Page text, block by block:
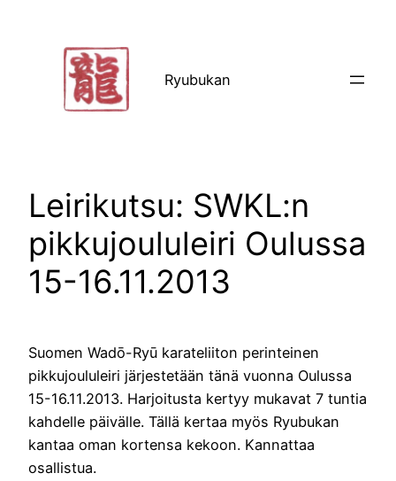
Ryubukan
Leirikutsu: SWKL:n
pikkujoululeiri Oulussa
15-16.11.2013
Suomen Wadō-Ryū karateliiton perinteinen
pikkujoululeiri järjestetään tänä vuonna Oulussa
15-16.11.2013. Harjoitusta kertyy mukavat 7 tuntia
kahdelle päivälle. Tällä kertaa myös Ryubukan
kantaa oman kortensa kekoon. Kannattaa
osallistua.